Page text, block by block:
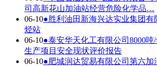
司高新花山加油站经营危险化学品…
06-10●胜利油田新海兴达实业集团有
烃站
06-10●泰安华天化工有限公司8000
生产项目安全现状评价报告
06-10●肥城润达贸易有限公司第六加